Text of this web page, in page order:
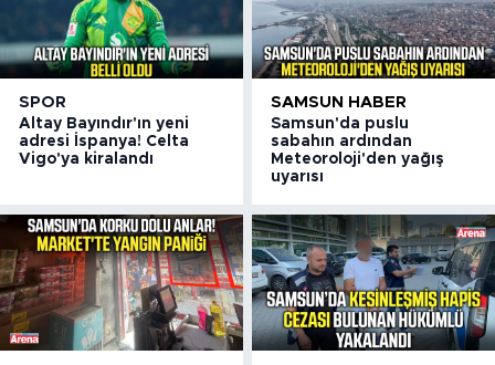
SPOR
Altay Bayındır'ın yeni
adresi İspanya! Celta
Vigo'ya kiralandı
SAMSUN HABER
Samsun'da puslu
sabahın ardından
Meteoroloji'den yağış
uyarısı